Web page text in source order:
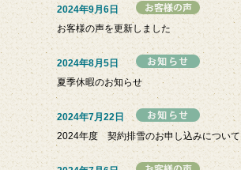
2024年9月6日
お客様の声を更新しました
2024年8月5日
夏季休暇のお知らせ
2024年7月22日
2024年度 契約排雪のお申し込みについて